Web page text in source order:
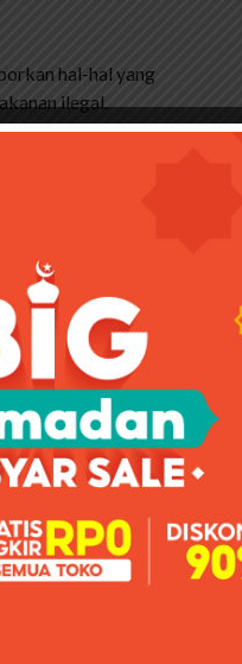
hal-hal yang
ilegal.
Dan
Pastikan kemasan
BPOM dan pastikan
sudah benar, silahkan
yang Anda inginkan.
Ini dikombinasikan
Kombinasi yang
keindahan kulit Anda
sering digunakan
Cod / Bayar Ditempat